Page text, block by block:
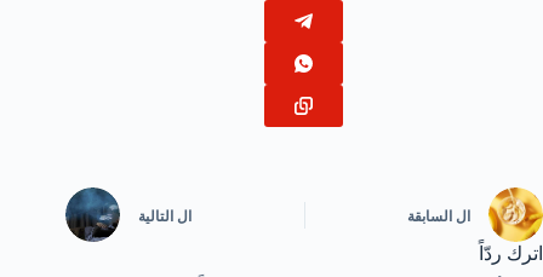
ال السابقة ال التالية
اترك ردّاً